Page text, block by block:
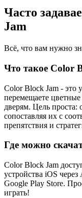
Часто
Jam
Всё, что вам нужно
Что такое Color
Color Block Jam - это
перемещаете
дверям. Цель проста:
сопоставляя их с
препятствия и
Где можно
Color Block Jam
устройства iOS
Google Play Store.
играть!